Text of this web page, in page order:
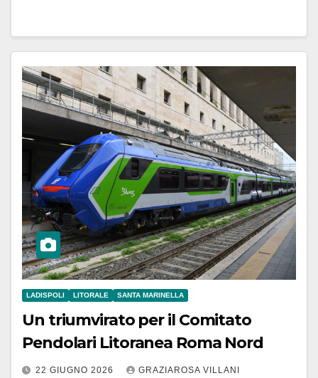
LADISPOLI LITORALE SANTA MARINELLA
Un triumvirato per il Comitato
Pendolari Litoranea Roma Nord
22 GIUGNO 2026 GRAZIAROSA VILLANI